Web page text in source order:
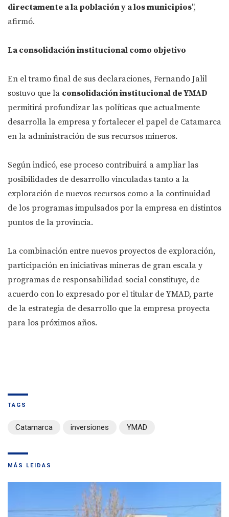
directamente a la población y a los municipios",
afirmó.
La consolidación institucional como objetivo
En el tramo final de sus declaraciones, Fernando Jalil
sostuvo que la consolidación institucional de YMAD
permitirá profundizar las políticas que actualmente
desarrolla la empresa y fortalecer el papel de Catamarca
en la administración de sus recursos mineros.
Según indicó, ese proceso contribuirá a ampliar las
posibilidades de desarrollo vinculadas tanto a la
exploración de nuevos recursos como a la continuidad
de los programas impulsados por la empresa en distintos
puntos de la provincia.
La combinación entre nuevos proyectos de exploración,
participación en iniciativas mineras de gran escala y
programas de responsabilidad social constituye, de
acuerdo con lo expresado por el titular de YMAD, parte
de la estrategia de desarrollo que la empresa proyecta
para los próximos años.
TAGS
Catamarca inversiones YMAD
MÁS LEIDAS